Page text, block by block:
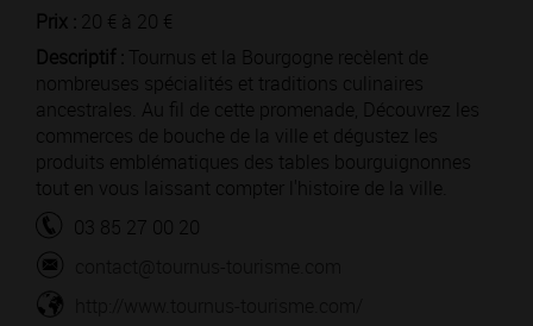
Prix : 20 € à 20 €
Descriptif : Tournus et la Bourgogne recèlent de
nombreuses spécialités et traditions culinaires
ancestrales. Au fil de cette promenade, Découvrez les
commerces de bouche de la ville et dégustez les
produits emblématiques des tables bourguignonnes
tout en vous laissant compter l'histoire de la ville.
03 85 27 00 20